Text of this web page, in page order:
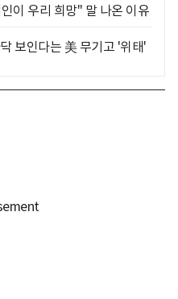
이 우리 희망" 말 나온 이유
보인다는 美 무기고 '위태'